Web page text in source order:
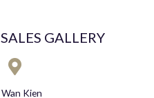
GALLERY
Kien